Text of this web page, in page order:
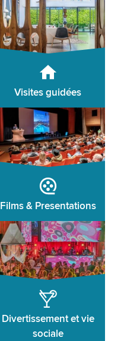
Visites guidées
Films & Presentations
Divertissement et vie
sociale